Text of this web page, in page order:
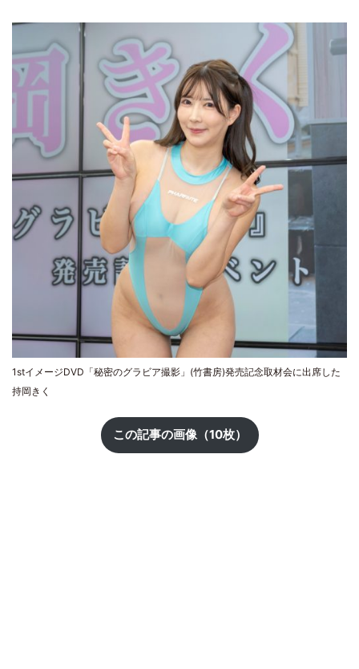
1stイメージDVD「秘密のグラビア撮影」(竹書房)発売記念取材会に出席した
持岡きく
この記事の画像（10枚）